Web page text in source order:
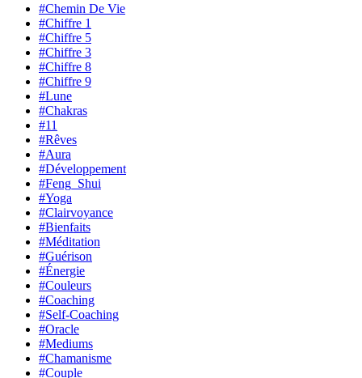
#Chemin De Vie
#Chiffre 1
#Chiffre 5
#Chiffre 3
#Chiffre 8
#Chiffre 9
#Lune
#Chakras
#11
#Rêves
#Aura
#Développement
#Feng_Shui
#Yoga
#Clairvoyance
#Bienfaits
#Méditation
#Guérison
#Énergie
#Couleurs
#Coaching
#Self-Coaching
#Oracle
#Mediums
#Chamanisme
#Couple